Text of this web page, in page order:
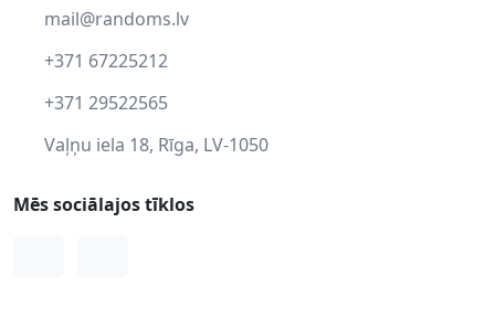
mail@randoms.lv
+371 67225212
+371 29522565
Vaļņu iela 18, Rīga, LV-1050
Mēs sociālajos tīklos